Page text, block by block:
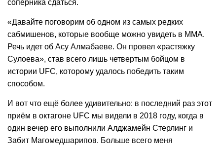
соперника сдаться.
«Давайте поговорим об одном из самых редких
сабмишенов, которые вообще можно увидеть в ММА.
Речь идет об Асу Алмабаеве. Он провел «растяжку
Сулоева», став всего лишь четвертым бойцом в
истории UFC, которому удалось победить таким
способом.
И вот что ещё более удивительно: в последний раз этот
приём в октагоне UFC мы видели в 2018 году, когда в
один вечер его выполнили Алджамейн Стерлинг и
Забит Магомедшарипов. Больше всего меня